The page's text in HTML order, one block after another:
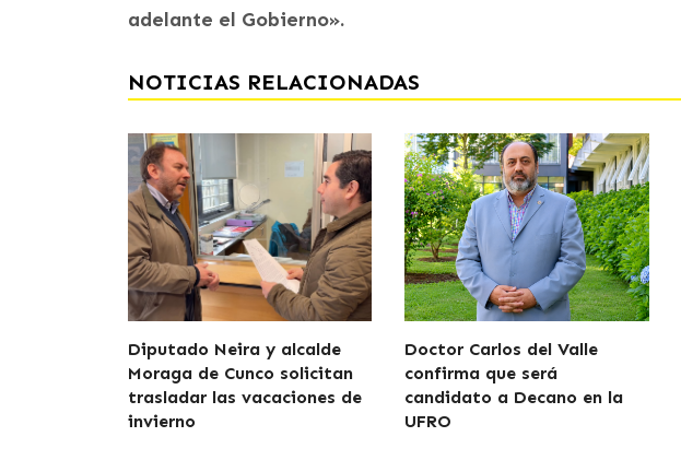
adelante el Gobierno».
NOTICIAS RELACIONADAS
Diputado Neira y alcalde
Moraga de Cunco solicitan
trasladar las vacaciones de
invierno
Doctor Carlos del Valle
confirma que será
candidato a Decano en la
UFRO